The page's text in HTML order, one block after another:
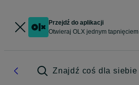
Przejdź do aplikacji
Otwieraj OLX jednym tapnięciem
Znajdź coś dla siebie